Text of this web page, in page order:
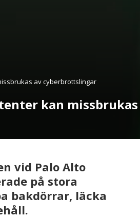
av cyberbrottslingar
kan
vid Palo Alto
på stora
bakdörrar, läcka